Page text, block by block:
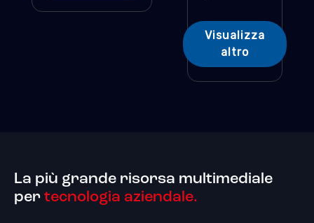
Visualizza
altro
La più grande risorsa multimediale
per tecnologia aziendale.